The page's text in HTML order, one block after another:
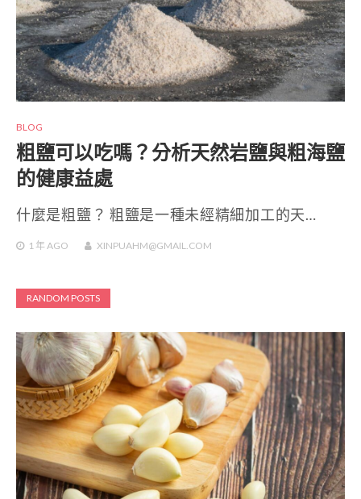
BLOG
粗鹽可以吃嗎？分析天然岩鹽與粗海鹽
的健康益處
什麼是粗鹽？ 粗鹽是一種未經精細加工的天…
1 年 AGO XINPUAHM@GMAIL.COM
RANDOM POSTS